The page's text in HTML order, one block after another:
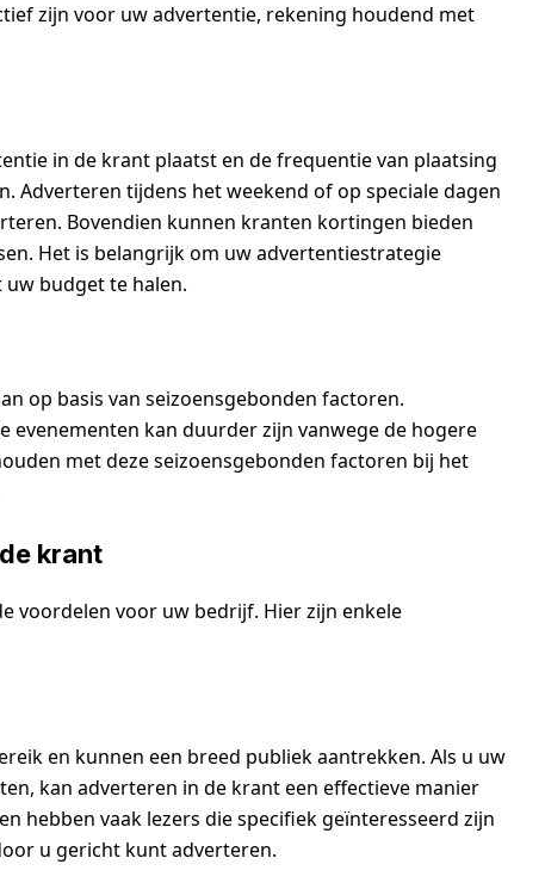
zijn voor uw advertentie, rekening houdend met
in de krant plaatst en de frequentie van plaatsing
Adverteren tijdens het weekend of op speciale dagen
Bovendien kunnen kranten kortingen bieden
Het is belangrijk om uw advertentiestrategie
budget te halen.
op basis van seizoensgebonden factoren.
evenementen kan duurder zijn vanwege de hogere
met deze seizoensgebonden factoren bij het
krant
voordelen voor uw bedrijf. Hier zijn enkele
en kunnen een breed publiek aantrekken. Als u uw
kan adverteren in de krant een effectieve manier
hebben vaak lezers die specifiek geïnteresseerd zijn
u gericht kunt adverteren.